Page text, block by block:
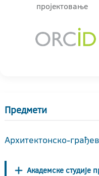
пројектовање
Предмети
Архитектонско-
Академске студије